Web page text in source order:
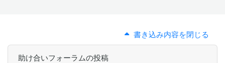
書き込み内容を閉じる
助け合いフォーラムの投稿